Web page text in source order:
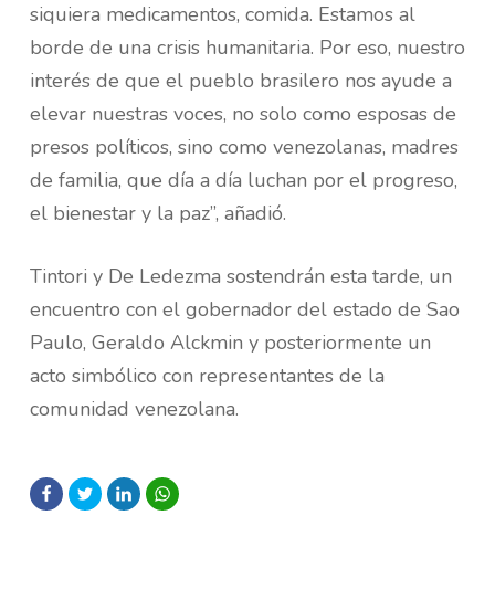
siquiera medicamentos, comida. Estamos al
borde de una crisis humanitaria. Por eso, nuestro
interés de que el pueblo brasilero nos ayude a
elevar nuestras voces, no solo como esposas de
presos políticos, sino como venezolanas, madres
de familia, que día a día luchan por el progreso,
el bienestar y la paz”, añadió.
Tintori y De Ledezma sostendrán esta tarde, un
encuentro con el gobernador del estado de Sao
Paulo, Geraldo Alckmin y posteriormente un
acto simbólico con representantes de la
comunidad venezolana.